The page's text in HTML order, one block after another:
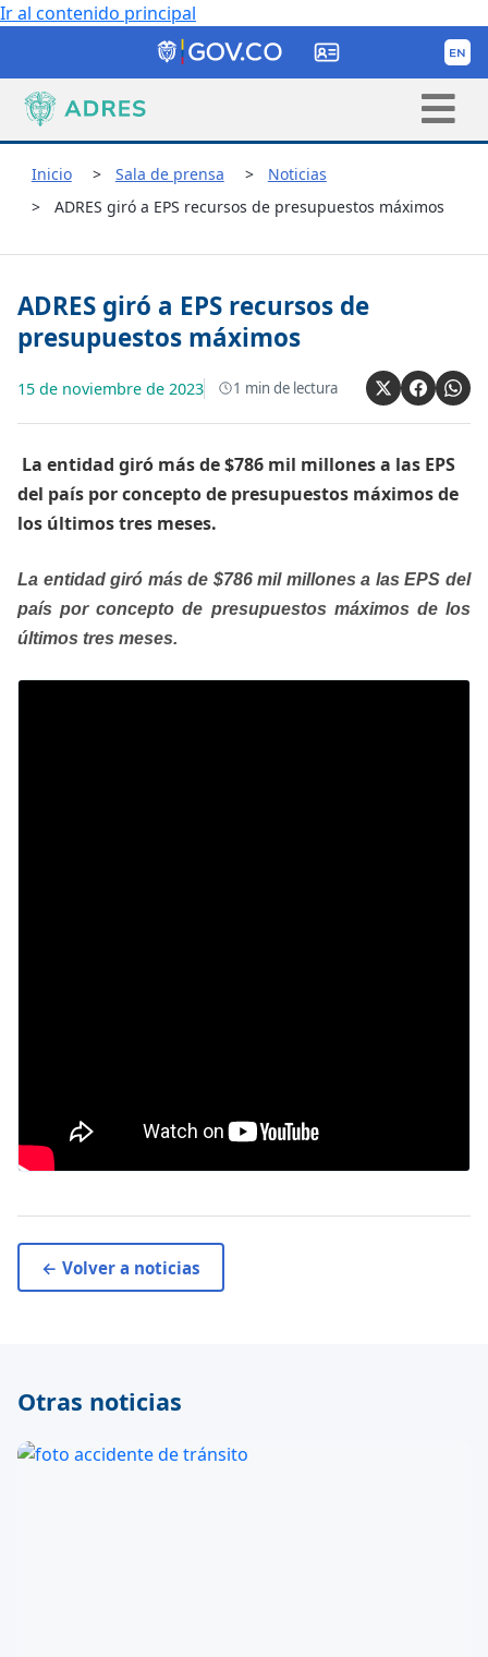
Ir al contenido principal
Inicio Sala de prensa
Noticias
ADRES giró a EPS recursos de presupuestos máximos
ADRES giró a EPS recursos de
presupuestos máximos
15 de noviembre de 2023 1 min de lectura
​ La entidad giró más de $786 mil millones a las EPS
del país por concepto de presupuestos máximos de
los últimos tres meses. ​
La entidad giró más de $786 mil millones a las EPS del
país por concepto de presupuestos máximos de los
últimos tres meses.
← Volver a noticias
Otras noticias